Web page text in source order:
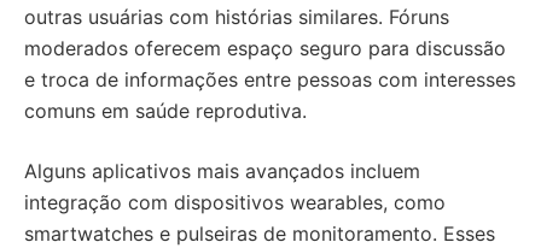
outras usuárias com histórias similares. Fóruns
moderados oferecem espaço seguro para discussão
e troca de informações entre pessoas com interesses
comuns em saúde reprodutiva.
Alguns aplicativos mais avançados incluem
integração com dispositivos wearables, como
smartwatches e pulseiras de monitoramento. Esses